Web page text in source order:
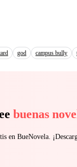
god campus bully
buenas
en BueNovela.